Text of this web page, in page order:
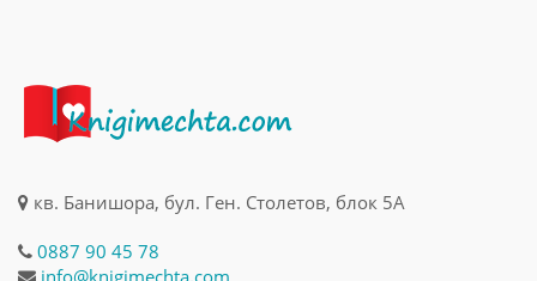
кв. Банишора, бул. Ген. Столетов, блок 5А
0887 90 45 78
info@knigimechta.com